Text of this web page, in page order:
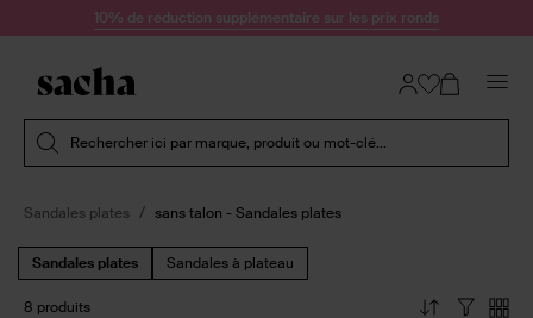
Passer au contenu10% de réduction supplémentaire sur les prix ronds
Rechercher ici par marque, produit ou mot-clé...
Sandales plates sans talon - Sandales plates
Sandales plates Sandales à plateau
8 produits